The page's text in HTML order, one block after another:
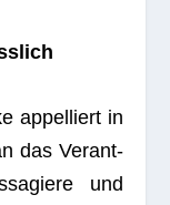
appel­liert in
das Ver­ant­
und